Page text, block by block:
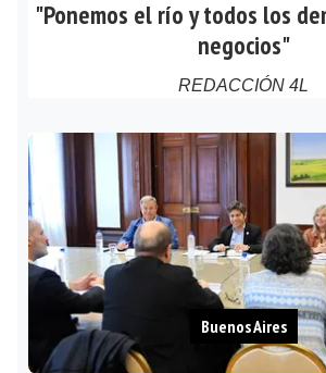
"Ponemos el río y todos los
negocios"
REDACCIÓN 4L
Buenos Aires